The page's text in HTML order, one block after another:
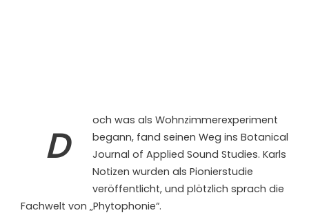
D
och was als Wohnzimmerexperiment
begann, fand seinen Weg ins Botanical
Journal of Applied Sound Studies. Karls
Notizen wurden als Pionierstudie
veröffentlicht, und plötzlich sprach die
Fachwelt von „Phytophonie“.